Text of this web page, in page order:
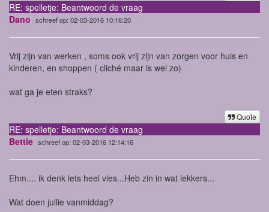
RE: spelletje: Beantwoord de vraag
Dano schreef op: 02-03-2016 10:16:20
Vrij zijn van werken , soms ook vrij zijn van zorgen voor huis en
kinderen, en shoppen ( cliché maar is wel zo)
wat ga je eten straks?
Quote
RE: spelletje: Beantwoord de vraag
Bettie schreef op: 02-03-2016 12:14:16
Ehm.... ik denk iets heel vies...Heb zin in wat lekkers...
Wat doen jullie vanmiddag?